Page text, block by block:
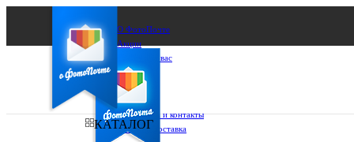
О ФотоПочте
Акции
Сделаем за вас
Бизнесу
FAQ
Франшиза
Поддержка и контакты
Оплата и доставка
КАТАЛОГ